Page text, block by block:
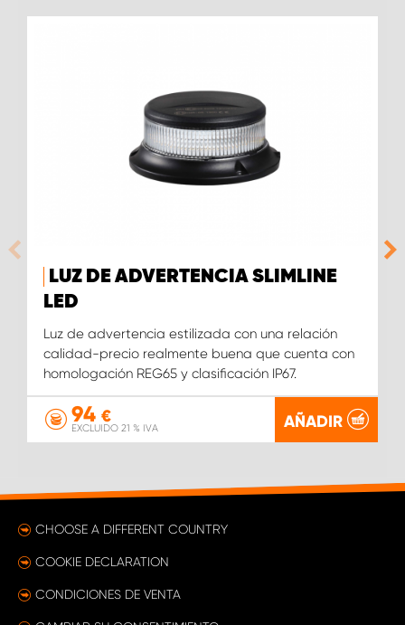
LUZ DE ADVERTENCIA SLIMLINE
LED
Luz de advertencia estilizada con una relación
calidad-precio realmente buena que cuenta con
homologación REG65 y clasificación IP67.
94 €
EXCLUIDO 21 % IVA AÑADIR
CHOOSE A DIFFERENT COUNTRY
COOKIE DECLARATION
CONDICIONES DE VENTA